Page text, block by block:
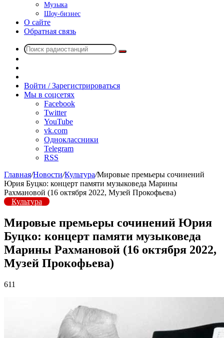
Музыка
Шоу-бизнес
О сайте
Обратная связь
Поиск
радио
Войти / Зарегистрироваться
Мы в соцсетях
Facebook
Twitter
YouTube
vk.com
Одноклассники
Telegram
RSS
Главная/Новости/Культура/Мировые премьеры сочинений
Юрия Буцко: концерт памяти музыковеда Марины
Рахмановой (16 октября 2022, Музей Прокофьева)
Культура
Мировые премьеры сочинений Юрия
Буцко: концерт памяти музыковеда
Марины Рахмановой (16 октября 2022,
Музей Прокофьева)
611